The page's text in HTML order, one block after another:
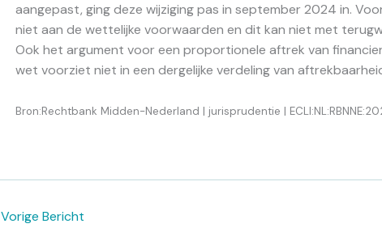
aangepast, ging deze wijziging pas in september 2024 in.
niet aan de wettelijke voorwaarden en dit kan niet met
Ook het argument voor een proportionele aftrek van
wet voorziet niet in een dergelijke verdeling van
Bron:Rechtbank Midden-Nederland | jurisprudentie |
Vorige Bericht